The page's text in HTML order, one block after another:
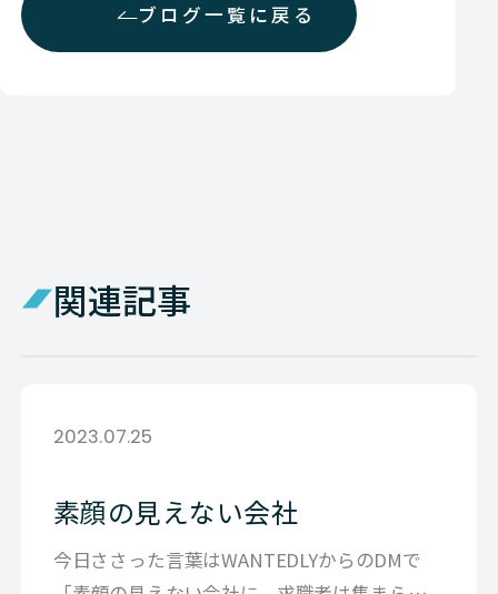
ブログ一覧に戻る
関連記事
2023.07.25
素顔の見えない会社
今日ささった言葉はWANTEDLYからのDMで